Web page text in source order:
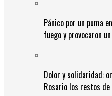
Pánico por un puma
fuego y provocaron
Dolor y solidaridad:
Rosario los restos